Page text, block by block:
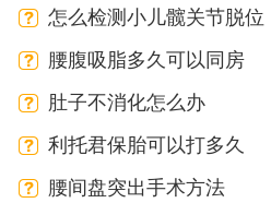
怎么检测小儿髋关节脱位
腰腹吸脂多久可以同房
肚子不消化怎么办
利托君保胎可以打多久
腰间盘突出手术方法